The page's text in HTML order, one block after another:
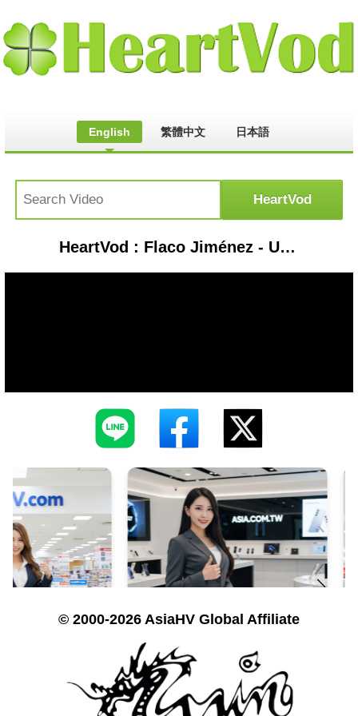
English 繁體中文 日本語
HeartVod : Flaco Jiménez - Una Miradita - Disco Pan Am pa-119-a
© 2000-2026 AsiaHV Global Affiliate